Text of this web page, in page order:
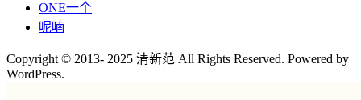
ONE一个
呢喃
Copyright © 2013- 2025 清新范 All Rights Reserved. Powered by
WordPress.